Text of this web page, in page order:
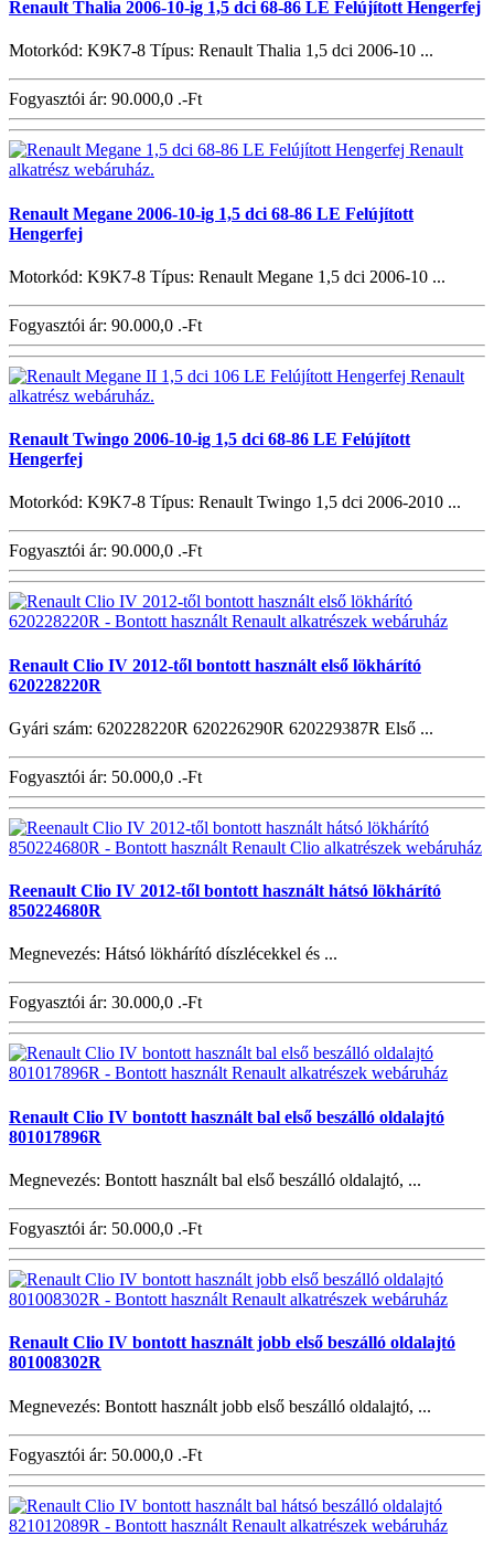
Renault Thalia 2006-10-ig 1,5 dci 68-86 LE Felújított Hengerfej
Motorkód: K9K7-8 Típus: Renault Thalia 1,5 dci 2006-10 ...
Fogyasztói ár: 90.000,0 .-Ft
Renault Megane 2006-10-ig 1,5 dci 68-86 LE Felújított
Hengerfej
Motorkód: K9K7-8 Típus: Renault Megane 1,5 dci 2006-10 ...
Fogyasztói ár: 90.000,0 .-Ft
Renault Twingo 2006-10-ig 1,5 dci 68-86 LE Felújított
Hengerfej
Motorkód: K9K7-8 Típus: Renault Twingo 1,5 dci 2006-2010 ...
Fogyasztói ár: 90.000,0 .-Ft
Renault Clio IV 2012-től bontott használt első lökhárító
620228220R
Gyári szám: 620228220R 620226290R 620229387R Első ...
Fogyasztói ár: 50.000,0 .-Ft
Reenault Clio IV 2012-től bontott használt hátsó lökhárító
850224680R
Megnevezés: Hátsó lökhárító díszlécekkel és ...
Fogyasztói ár: 30.000,0 .-Ft
Renault Clio IV bontott használt bal első beszálló oldalajtó
801017896R
Megnevezés: Bontott használt bal első beszálló oldalajtó, ...
Fogyasztói ár: 50.000,0 .-Ft
Renault Clio IV bontott használt jobb első beszálló oldalajtó
801008302R
Megnevezés: Bontott használt jobb első beszálló oldalajtó, ...
Fogyasztói ár: 50.000,0 .-Ft